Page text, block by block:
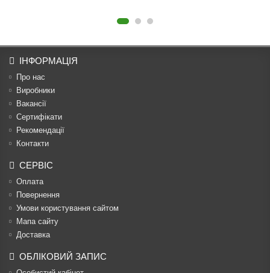
ІНФОРМАЦІЯ
Про нас
Виробники
Вакансії
Сертифікати
Рекомендації
Контакти
СЕРВІС
Оплата
Повернення
Умови користування сайтом
Мапа сайту
Доставка
ОБЛІКОВИЙ ЗАПИС